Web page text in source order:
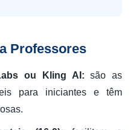
Professores
ou Kling AI: são as
para iniciantes e têm